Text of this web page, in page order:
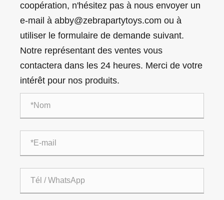
coopération, n'hésitez pas à nous envoyer un
e-mail à abby@zebrapartytoys.com ou à
utiliser le formulaire de demande suivant.
Notre représentant des ventes vous
contactera dans les 24 heures. Merci de votre
intérêt pour nos produits.